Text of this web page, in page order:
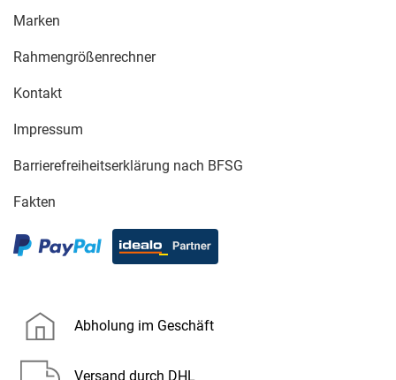
Marken
Rahmengrößenrechner
Kontakt
Impressum
Barrierefreiheitserklärung nach BFSG
Fakten
Abholung im Geschäft
Versand durch DHL